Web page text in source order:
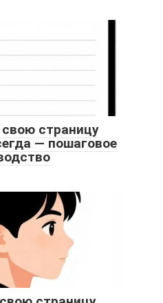
страницу
— пошаговое